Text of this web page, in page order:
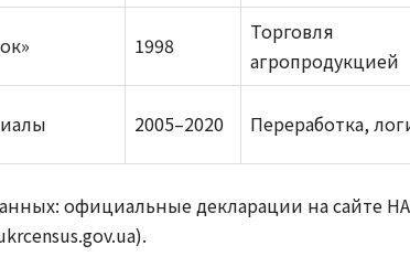
1998
Торговля
агропродукцией
2005–2020 Переработка,
официальные декларации на сайте